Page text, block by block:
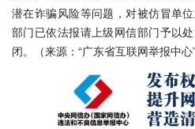
潜在诈骗风险等问题，对被仿冒单
部门已依法报请上级网信部门予以
闭。（来源：“广东省互联网举报中心